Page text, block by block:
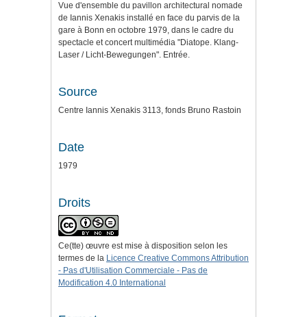
Vue d'ensemble du pavillon architectural nomade
de Iannis Xenakis installé en face du parvis de la
gare à Bonn en octobre 1979, dans le cadre du
spectacle et concert multimédia "Diatope. Klang-
Laser / Licht-Bewegungen". Entrée.
Source
Centre Iannis Xenakis 3113, fonds Bruno Rastoin
Date
1979
Droits
Ce(tte) œuvre est mise à disposition selon les
termes de la Licence Creative Commons Attribution
- Pas d'Utilisation Commerciale - Pas de
Modification 4.0 International